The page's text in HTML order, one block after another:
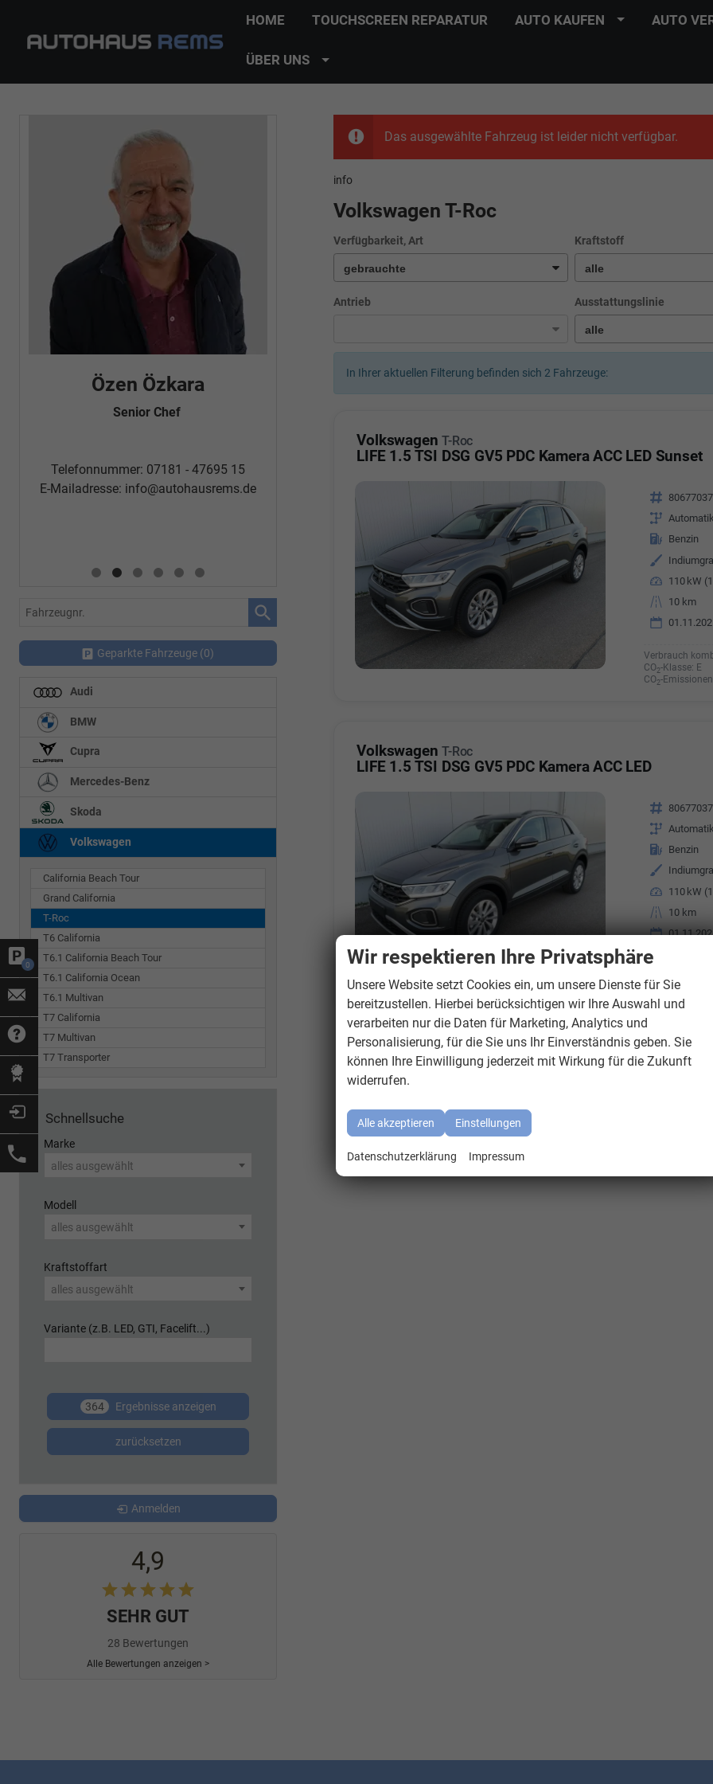
0
HOME TOUCHSCREEN REPARATUR AUTO KAUFEN AUTO
ÜBER UNS
Das ausgewählte Fahrzeug ist leider nicht verfügbar.
info
Volkswagen T-Roc
Verfügbarkeit, Art Kraftstoff
Antrieb Ausstattungslinie
In Ihrer aktuellen Filterung befinden sich 2 Fahrzeuge:
Volkswagen T-Roc
LIFE 1.5 TSI DSG GV5 PDC Kamera ACC LED Sunset
Fahrzeugnr.
Getriebe
Kraftstoff Benzin
Außenfarbe
Leistung 110 kW
Kilometerstand
10 km
Verbrauch
CO2-Klasse: E
CO2-
Volkswagen T-Roc
LIFE 1.5 TSI DSG GV5 PDC Kamera ACC LED
Fahrzeugnr.
Getriebe
Kraftstoff Benzin
Außenfarbe
Leistung 110 kW
Kilometerstand
10 km
Verbrauch
CO 2 -Klasse:
CO
-
Özen Özkara
Senior Chef
Telefonnummer: 07181 - 47695 15
E-Mailadresse: info@autohausrems.de
Fatma Özyürek Oguz
Telefonnummer: 07181 - 47695 15
Telefonnummer: 07181 -
Fahrzeugnr.
Geparkte Fahrzeuge (0)
Audi
BMW
Cupra
Mercedes-Benz
Skoda
Volkswagen
California Beach Tour
Grand California
T-Roc
T6 California
T6.1 California Beach Tour
T6.1 California Ocean
T6.1 Multivan
T7 California
T7 Multivan
T7 Transporter
Schnellsuche
Marke
alles ausgewählt
Modell
alles ausgewählt
Kraftstoffart
alles ausgewählt
Variante (z.B. LED, GTI, Facelift...)
364 Ergebnisse anzeigen
zurücksetzen
Anmelden
4,9
SEHR GUT
28 Bewertungen
Alle Bewertungen anzeigen >
Wir respektieren Ihre Privatsphäre
Unsere Website setzt Cookies ein, um unsere Dienste für Sie
bereitzustellen. Hierbei berücksichtigen wir Ihre Auswahl und
verarbeiten nur die Daten für Marketing, Analytics und
Personalisierung, für die Sie uns Ihr Einverständnis geben. Sie
können Ihre Einwilligung jederzeit mit Wirkung für die Zukunft
widerrufen.
Alle akzeptieren Einstellungen
Datenschutzerklärung Impressum